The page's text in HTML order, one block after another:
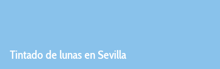
Tintado de lunas en Sevilla